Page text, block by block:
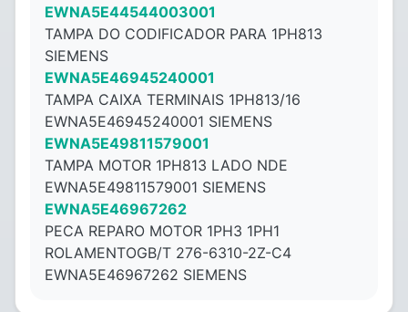
EWNA5E44544003001
TAMPA DO CODIFICADOR PARA 1PH813
SIEMENS
EWNA5E46945240001
TAMPA CAIXA TERMINAIS 1PH813/16
EWNA5E46945240001 SIEMENS
EWNA5E49811579001
TAMPA MOTOR 1PH813 LADO NDE
EWNA5E49811579001 SIEMENS
EWNA5E46967262
PECA REPARO MOTOR 1PH3 1PH1
ROLAMENTOGB/T 276-6310-2Z-C4
EWNA5E46967262 SIEMENS